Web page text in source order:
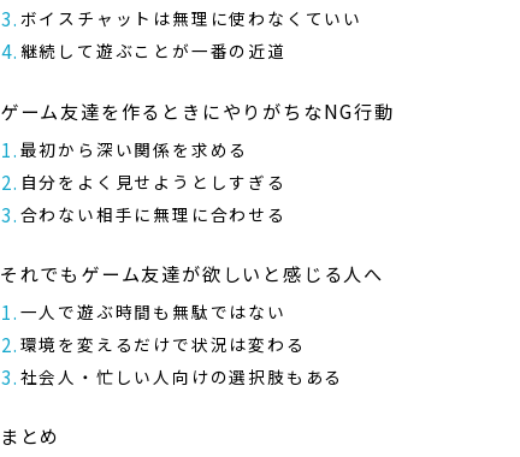
ボイスチャットは無理に使わなくていい
継続して遊ぶことが一番の近道
ゲーム友達を作るときにやりがちなNG行動
最初から深い関係を求める
自分をよく見せようとしすぎる
合わない相手に無理に合わせる
それでもゲーム友達が欲しいと感じる人へ
一人で遊ぶ時間も無駄ではない
環境を変えるだけで状況は変わる
社会人・忙しい人向けの選択肢もある
まとめ